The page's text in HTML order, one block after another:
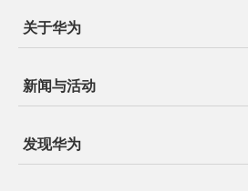
关于华为
新闻与活动
发现华为